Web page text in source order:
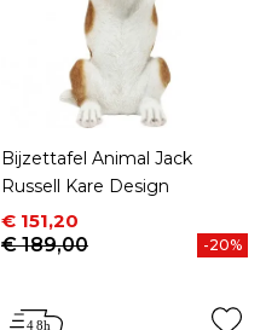
Bijzettafel Animal Jack
Russell Kare Design
Prijs
€ 151,20
Normale prijs
€ 189,00
-20%